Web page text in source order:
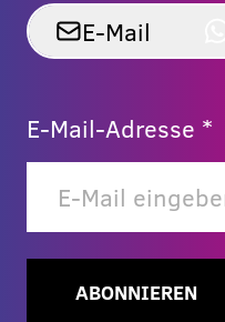
E-Mail
E-Mail-Adresse *
ABONNIEREN